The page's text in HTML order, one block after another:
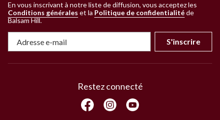
En vous inscrivant à notre liste de diffusion, vous acceptez les
Conditions générales et la Politique de confidentialitéde
Balsam Hill.
S'inscrire
Restez connecté